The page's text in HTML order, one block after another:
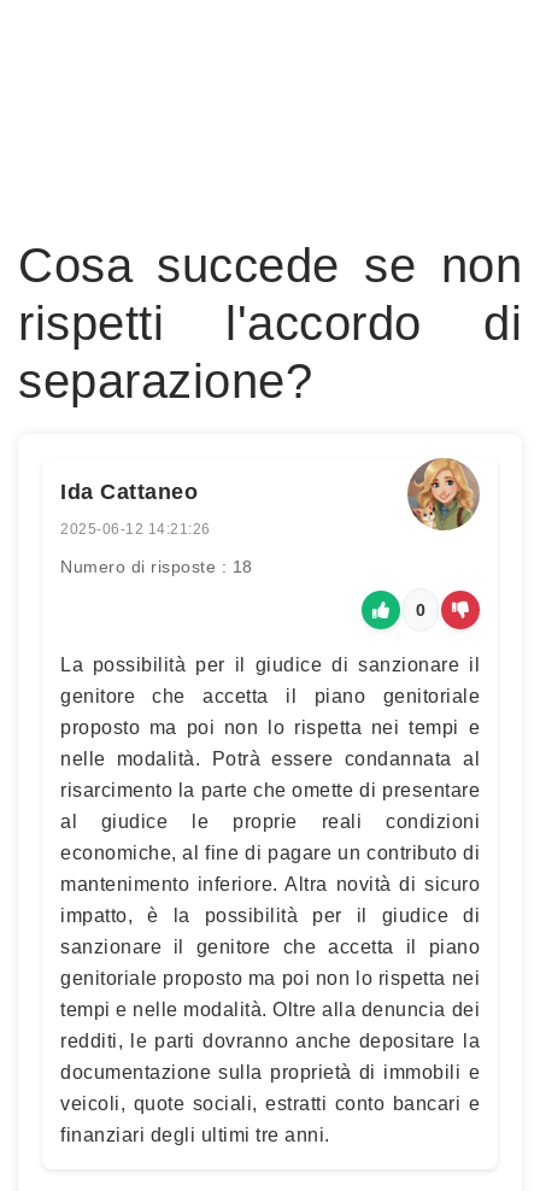
Cosa succede se non
rispetti l'accordo di
separazione?
Ida Cattaneo
2025-06-12 14:21:26
Numero di risposte : 18
0
La possibilità per il giudice di sanzionare il
genitore che accetta il piano genitoriale
proposto ma poi non lo rispetta nei tempi e
nelle modalità. Potrà essere condannata al
risarcimento la parte che omette di presentare
al giudice le proprie reali condizioni
economiche, al fine di pagare un contributo di
mantenimento inferiore. Altra novità di sicuro
impatto, è la possibilità per il giudice di
sanzionare il genitore che accetta il piano
genitoriale proposto ma poi non lo rispetta nei
tempi e nelle modalità. Oltre alla denuncia dei
redditi, le parti dovranno anche depositare la
documentazione sulla proprietà di immobili e
veicoli, quote sociali, estratti conto bancari e
finanziari degli ultimi tre anni.